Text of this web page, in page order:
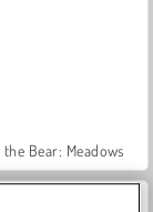
the Bear: Meadows